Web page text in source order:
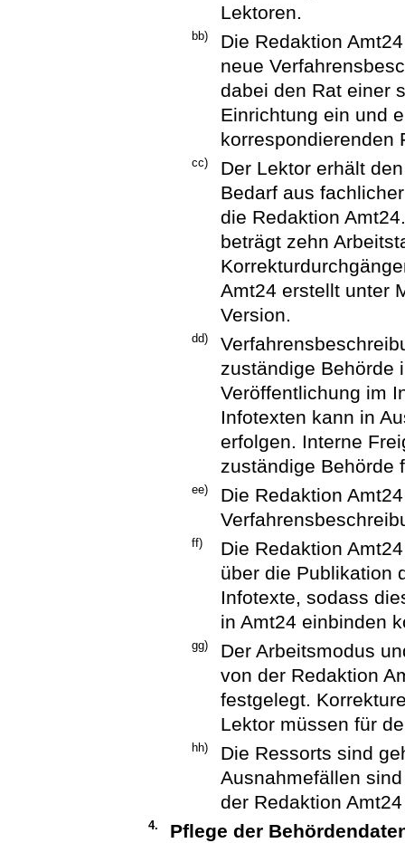
Lektoren.
bb)
Die Redaktion
neue
dabei den Rat einer
Einrichtung ein und
korrespondierenden
cc)
Der Lektor erhält
Bedarf aus
die Redaktion
beträgt zehn
Amt24 erstellt unter
Version.
dd)
zuständige Behörde
Veröffentlichung im
Infotexten kann in
erfolgen. Interne
zuständige Behörde
ee)
Die Redaktion
ff)
Die Redaktion
über die Publikation
Infotexte, sodass
in Amt24 einbinden
gg)
Der Arbeitsmodus
von der Redaktion
festgelegt.
Lektor müssen für
hh)
Die Ressorts sind
Ausnahmefällen
der Redaktion
4.
Pflege der